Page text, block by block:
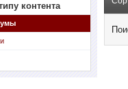
контента